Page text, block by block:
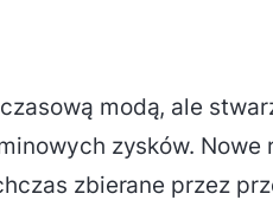
modą, ale
zysków.
zbierane przez